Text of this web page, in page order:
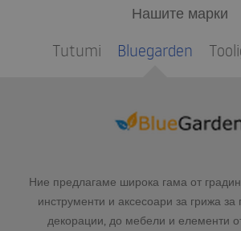
Нашите марки
Tutumi Bluegarden
Ние предлагаме широка гама от
инструменти и аксесоари за грижа за
декорации, до мебели и елементи